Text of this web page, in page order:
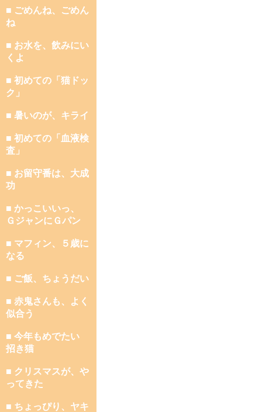
■ ごめんね、ごめん
ね
■ お水を、飲みにい
くよ
■ 初めての「猫ドッ
ク」
■ 暑いのが、キライ
■ 初めての「血液検
査」
■ お留守番は、大成
功
■ かっこいいっ、
ＧジャンにＧパン
■ マフィン、５歳に
なる
■ ご飯、ちょうだい
■ 赤鬼さんも、よく
似合う
■ 今年もめでたい
招き猫
■ クリスマスが、や
ってきた
■ ちょっぴり、ヤキ